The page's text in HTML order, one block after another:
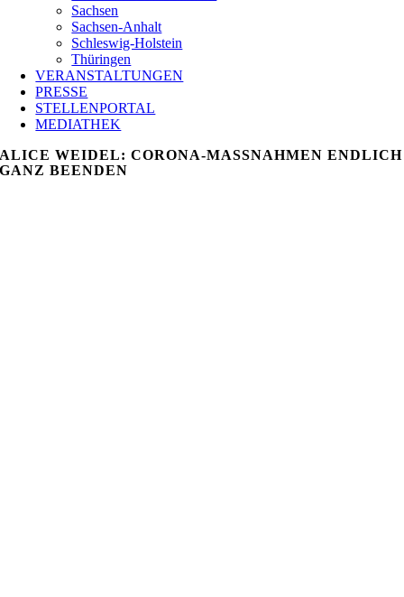
Sachsen
Sachsen-Anhalt
Schleswig-Holstein
Thüringen
VERANSTALTUNGEN
PRESSE
STELLENPORTAL
MEDIATHEK
ALICE WEIDEL: CORONA-MASSNAHMEN ENDLICH G
ANZ BEENDEN